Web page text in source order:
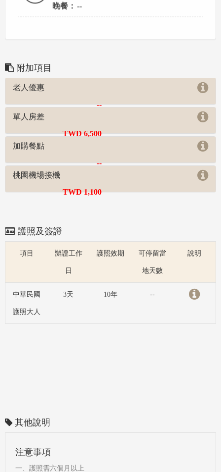
晚餐： --
附加項目
老人優惠
--
單人房差
TWD 6,500
加購餐點
--
桃園機場接機
TWD 1,100
護照及簽證
項目 辦證工作
日
護照效期 可停留當
地天數
說明
中華民國
護照大人
3天 10年 --
其他說明
注意事項
一、護照需六個月以上